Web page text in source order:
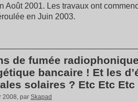
Août 2001. Les travaux ont
en Juin 2003.
de fumée
bancaire ! Et les
solaires ? Etc Etc Etc
2008, par Skapad